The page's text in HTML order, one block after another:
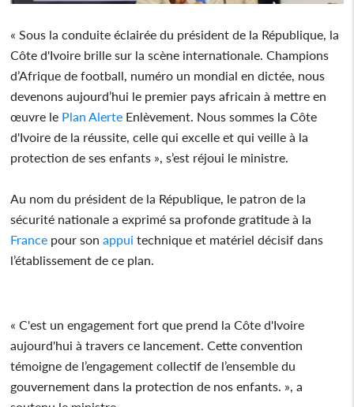
« Sous la conduite éclairée du président de la République, la
Côte d'Ivoire brille sur la scène internationale. Champions
d’Afrique de football, numéro un mondial en dictée, nous
devenons aujourd’hui le premier pays africain à mettre en
œuvre le Plan Alerte Enlèvement. Nous sommes la Côte
d'Ivoire de la réussite, celle qui excelle et qui veille à la
protection de ses enfants », s’est réjoui le ministre.
Au nom du président de la République, le patron de la
sécurité nationale a exprimé sa profonde gratitude à la
France pour son appui technique et matériel décisif dans
l’établissement de ce plan.
« C'est un engagement fort que prend la Côte d'Ivoire
aujourd'hui à travers ce lancement. Cette convention
témoigne de l’engagement collectif de l’ensemble du
gouvernement dans la protection de nos enfants. », a